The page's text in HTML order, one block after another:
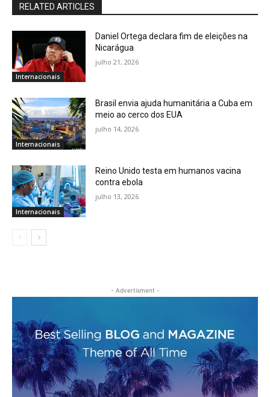
RELATED ARTICLES
Internacionais
Daniel Ortega declara fim de eleições na
Nicarágua
julho 21, 2026
Internacionais
Brasil envia ajuda humanitária a Cuba em
meio ao cerco dos EUA
julho 14, 2026
Internacionais
Reino Unido testa em humanos vacina
contra ebola
julho 13, 2026
- Advertisment -